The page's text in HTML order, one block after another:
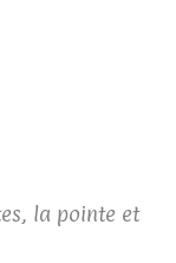
la pointe et